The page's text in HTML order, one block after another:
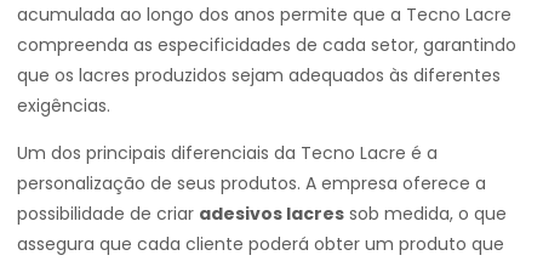
acumulada ao longo dos anos permite que a Tecno Lacre
compreenda as especificidades de cada setor, garantindo
que os lacres produzidos sejam adequados às diferentes
exigências.
Um dos principais diferenciais da Tecno Lacre é a
personalização de seus produtos. A empresa oferece a
possibilidade de criar adesivos lacres sob medida, o que
assegura que cada cliente poderá obter um produto que